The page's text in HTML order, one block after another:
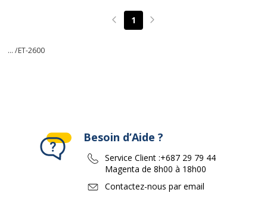
Page précédente
1 Page suivante
... /ET-2600
Besoin d’Aide ?
Service Client :+687 29 79 44
Magenta de 8h00 à 18h00
Contactez-nous par email